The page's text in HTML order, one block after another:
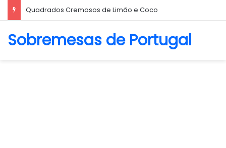
Quadrados Cremosos de Limão e Coco
Sobremesas de Portugal